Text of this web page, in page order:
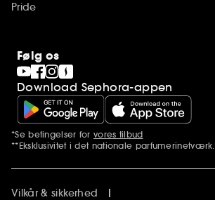
Pride
Følg os
Download Sephora-appen
Yderligere bemærkninger
*Se betingelser for vores tilbud
**Eksklusivitet i det nationale parfumerinetværk.
Vilkår & sikkerhed